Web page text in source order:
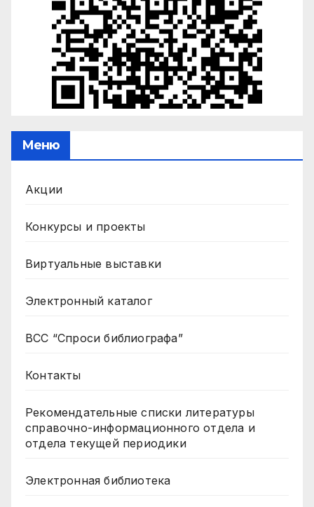
Меню
Акции
Конкурсы и проекты
Виртуальные выставки
Электронный каталог
ВСС “Спроси библиографа”
Контакты
Рекомендательные списки литературы
справочно-информационного отдела и
отдела текущей периодики
Электронная библиотека